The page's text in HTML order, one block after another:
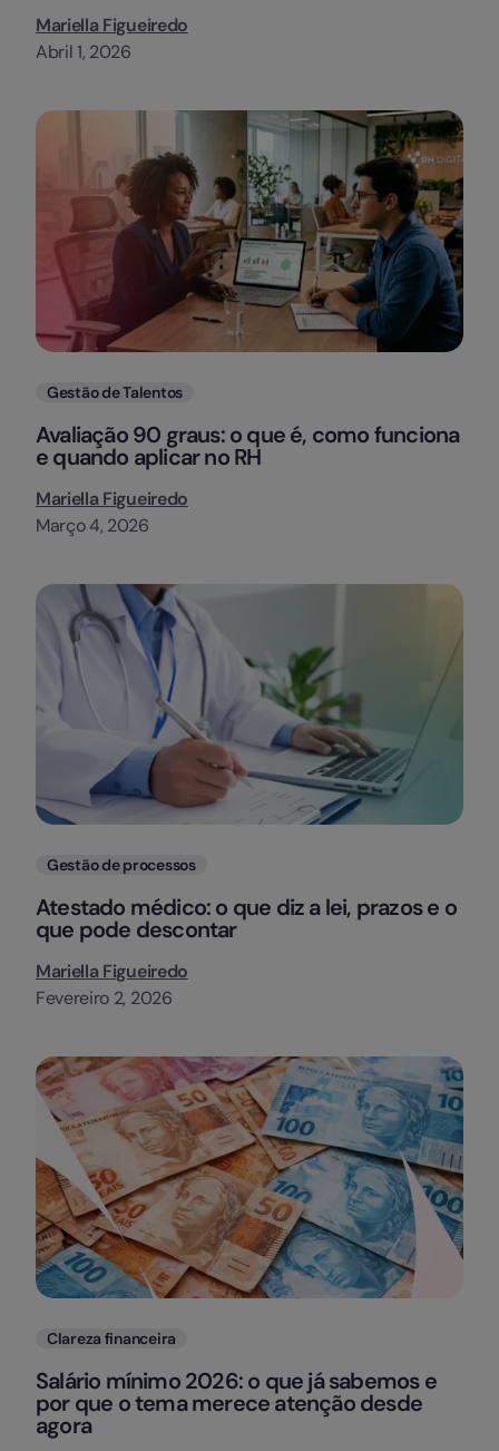
Mariella Figueiredo
Abril 1, 2026
Categorias
Gestão de Talentos
Avaliação 90 graus: o que é, como funciona
e quando aplicar no RH
Mariella Figueiredo
Março 4, 2026
Categorias
Gestão de processos
Atestado médico: o que diz a lei, prazos e o
que pode descontar
Mariella Figueiredo
Fevereiro 2, 2026
Categorias
Clareza financeira
Salário mínimo 2026: o que já sabemos e
por que o tema merece atenção desde
agora